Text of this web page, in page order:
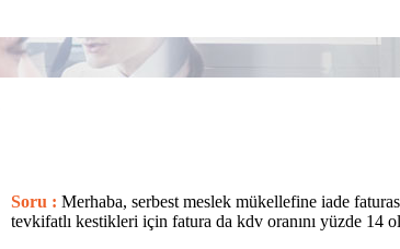
Soru : Merhaba, serbest meslek mükellefine iade
tevkifatlı kestikleri için fatura da kdv oranını yüzde 14